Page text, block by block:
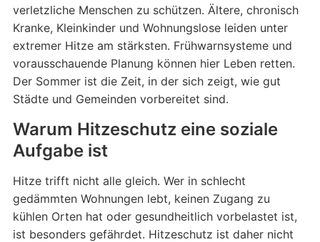
verletzliche Menschen zu schützen. Ältere, chronisch
Kranke, Kleinkinder und Wohnungslose leiden unter
extremer Hitze am stärksten. Frühwarnsysteme und
vorausschauende Planung können hier Leben retten.
Der Sommer ist die Zeit, in der sich zeigt, wie gut
Städte und Gemeinden vorbereitet sind.
Warum Hitzeschutz eine soziale
Aufgabe ist
Hitze trifft nicht alle gleich. Wer in schlecht
gedämmten Wohnungen lebt, keinen Zugang zu
kühlen Orten hat oder gesundheitlich vorbelastet ist,
ist besonders gefährdet. Hitzeschutz ist daher nicht